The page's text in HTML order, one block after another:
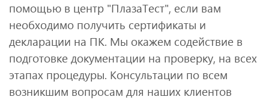
помощью в центр "ПлазаТест", если вам
необходимо получить сертификаты и
декларации на ПК. Мы окажем содействие в
подготовке документации на проверку, на всех
этапах процедуры. Консультации по всем
возникшим вопросам для наших клиентов